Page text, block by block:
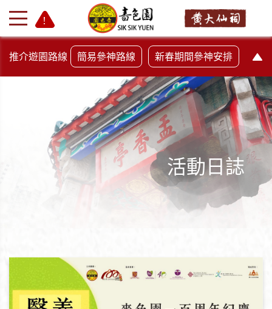
+
推介遊園路線 簡易參神路線 新春期間參神安排
活動日誌